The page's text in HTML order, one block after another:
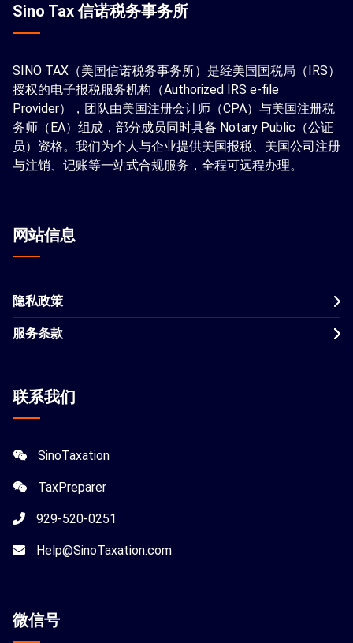
Sino Tax 信诺税务事务所
SINO TAX（美国信诺税务事务所）是经美国国税局（IRS）
授权的电子报税服务机构（Authorized IRS e-file
Provider），团队由美国注册会计师（CPA）与美国注册税
务师（EA）组成，部分成员同时具备 Notary Public（公证
员）资格。我们为个人与企业提供美国报税、美国公司注册
与注销、记账等一站式合规服务，全程可远程办理。
网站信息
隐私政策
服务条款
联系我们
SinoTaxation
TaxPreparer
929-520-0251
Help@SinoTaxation.com
微信号